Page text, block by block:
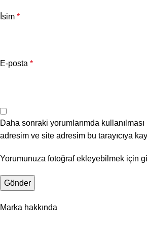
İsim *
E-posta *
Daha sonraki yorumlarımda
adresim ve site adresim bu tarayıcıya
Yorumunuza fotoğraf ekleyebilmek için
Marka hakkında